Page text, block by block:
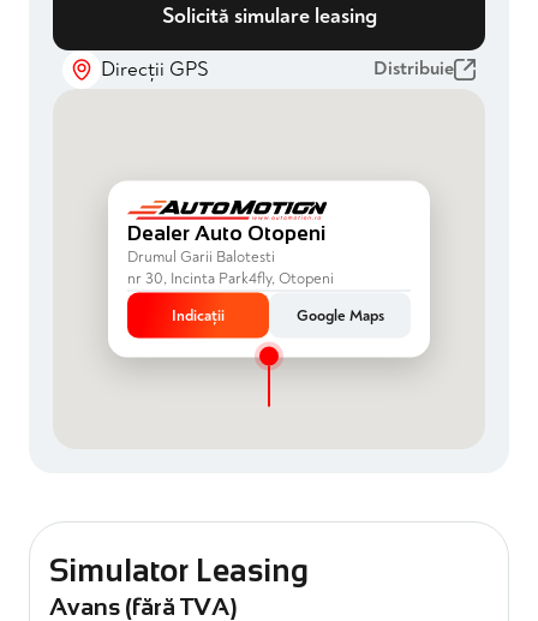
Solicită simulare leasing
Direcții GPS Distribuie
Dealer Auto Otopeni
Drumul Garii Balotesti
nr 30, Incinta Park4fly, Otopeni
Indicații
Google Maps
Simulator Leasing
Avans (fără TVA)